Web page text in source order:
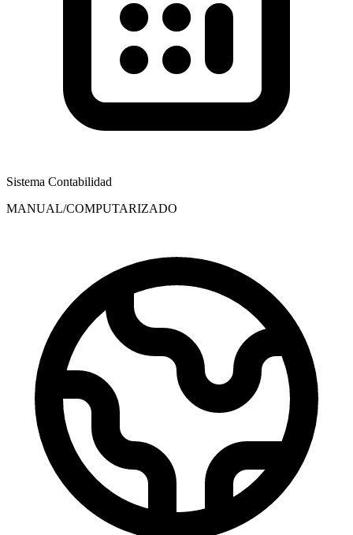
Sistema Contabilidad
MANUAL/COMPUTARIZADO